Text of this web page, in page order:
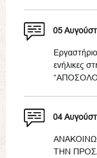
05
ενήλικες
04
ΤΗΝ